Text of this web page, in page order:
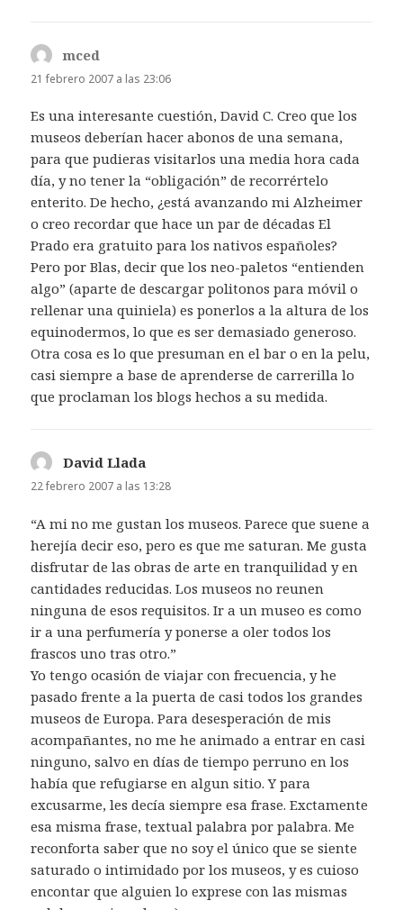
mced
21 febrero 2007 a las 23:06
Es una interesante cuestión, David C. Creo que los
museos deberían hacer abonos de una semana,
para que pudieras visitarlos una media hora cada
día, y no tener la “obligación” de recorrértelo
enterito. De hecho, ¿está avanzando mi Alzheimer
o creo recordar que hace un par de décadas El
Prado era gratuito para los nativos españoles?
Pero por Blas, decir que los neo-paletos “entienden
algo” (aparte de descargar politonos para móvil o
rellenar una quiniela) es ponerlos a la altura de los
equinodermos, lo que es ser demasiado generoso.
Otra cosa es lo que presuman en el bar o en la pelu,
casi siempre a base de aprenderse de carrerilla lo
que proclaman los blogs hechos a su medida.
David Llada
22 febrero 2007 a las 13:28
“A mi no me gustan los museos. Parece que suene a
herejía decir eso, pero es que me saturan. Me gusta
disfrutar de las obras de arte en tranquilidad y en
cantidades reducidas. Los museos no reunen
ninguna de esos requisitos. Ir a un museo es como
ir a una perfumería y ponerse a oler todos los
frascos uno tras otro.”
Yo tengo ocasión de viajar con frecuencia, y he
pasado frente a la puerta de casi todos los grandes
museos de Europa. Para desesperación de mis
acompañantes, no me he animado a entrar en casi
ninguno, salvo en días de tiempo perruno en los
había que refugiarse en algun sitio. Y para
excusarme, les decía siempre esa frase. Exctamente
esa misma frase, textual palabra por palabra. Me
reconforta saber que no soy el único que se siente
saturado o intimidado por los museos, y es cuioso
encontar que alguien lo exprese con las mismas